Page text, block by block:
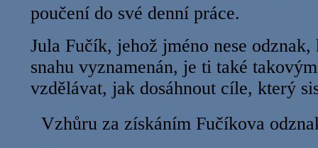
poučení do své denní práce.
Jula Fučík, jehož jméno nese
snahu vyznamenán, je ti také
vzdělávat, jak dosáhnout cíle, který
Vzhůru za získáním Fučíkova